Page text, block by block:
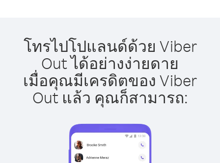
โทรไปโปแลนด์ด้วย Viber
Out ได้อย่างง่ายดาย
เมื่อคุณมีเครดิตของ Viber
Out แล้ว คุณก็สามารถ: